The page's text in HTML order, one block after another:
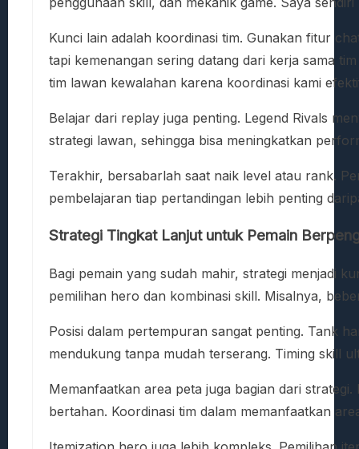
Kunci lain adalah koordinasi tim. Gunakan fitur
tapi kemenangan sering datang dari kerja sama
tim lawan kewalahan karena koordinasi kami
Belajar dari replay juga penting. Legend Rivals
strategi lawan, sehingga bisa meningkatkan
Terakhir, bersabarlah saat naik level atau rank.
pembelajaran tiap pertandingan lebih penting
Strategi Tingkat Lanjut untuk Pemain
Bagi pemain yang sudah mahir, strategi menjadi
pemilihan hero dan kombinasi skill. Misalnya,
Posisi dalam pertempuran sangat penting. Tank
mendukung tanpa mudah terserang. Timing skill
Memanfaatkan area peta juga bagian dari
bertahan. Koordinasi tim dalam memanfaatkan